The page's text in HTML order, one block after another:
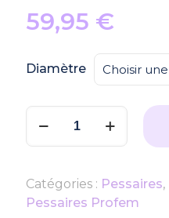
59,95 €
Diamètre
quantité
Pessaire
avec
support
Catégories : Pessaires,
Pessaires Profem